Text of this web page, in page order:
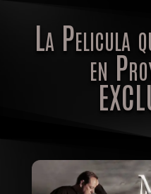
La Pelicula
en